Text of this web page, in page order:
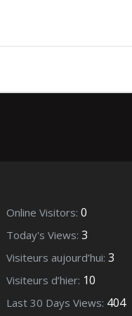
Online Visitors: 0
Today's Views: 3
Visiteurs aujourd’hui: 3
Visiteurs d’hier: 10
Last 30 Days Views: 404